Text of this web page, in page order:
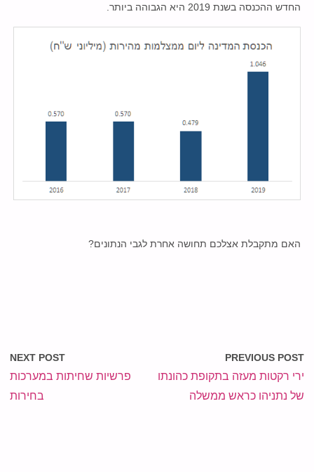
החדש ההכנסה בשנת 2019 היא הגבוהה ביותר.
האם מתקבלת אצלכם תחושה אחרת לגבי הנתונים?
PREVIOUS POST
ירי רקטות מעזה בתקופת כהונתו
של נתניהו כראש ממשלה
NEXT POST
פרשיות שחיתות במערכות
בחירות